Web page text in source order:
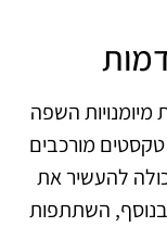
השפה
מורכבים
להעשיר את
בנוסף, השתתפות